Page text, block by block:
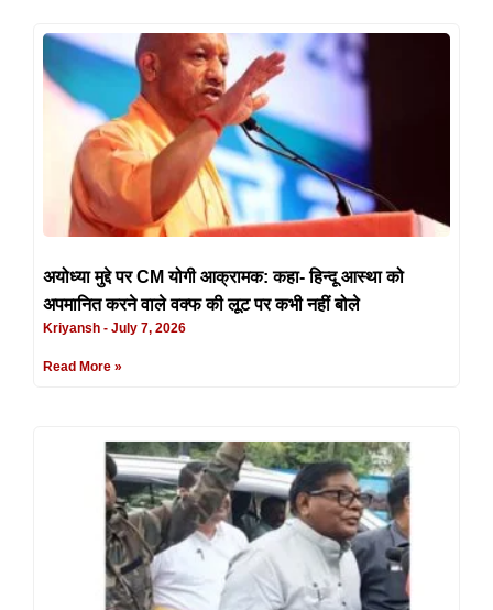
अयोध्या मुद्दे पर CM योगी आक्रामक: कहा- हिन्दू आस्था को
अपमानित करने वाले वक्फ की लूट पर कभी नहीं बोले
Kriyansh July 7, 2026
Read More »